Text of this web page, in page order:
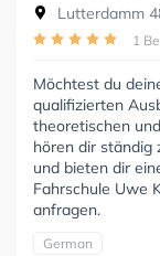
Lutterdamm
1
Möchtest du
qualifizierten
theoretischen
hören dir ständig
und bieten dir
Fahrschule Uwe
anfragen.
German